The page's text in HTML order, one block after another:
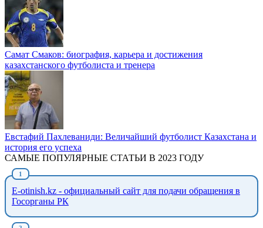
Самат Смаков: биография, карьера и достижения
казахстанского футболиста и тренера
Евстафий Пахлеваниди: Величайший футболист Казахстана и
история его успеха
САМЫЕ ПОПУЛЯРНЫЕ СТАТЬИ В 2023 ГОДУ
E-otinish.kz - официальный сайт для подачи обращения в
Госорганы РК